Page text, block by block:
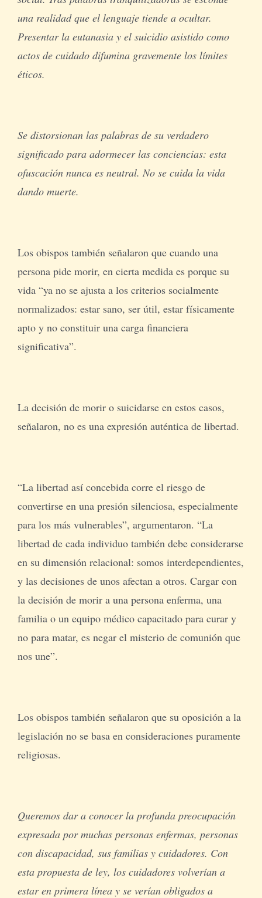
una realidad que el lenguaje tiende a ocultar.
Presentar la eutanasia y el suicidio asistido como
actos de cuidado difumina gravemente los límites
éticos.
Se distorsionan las palabras de su verdadero
significado para adormecer las conciencias: esta
ofuscación nunca es neutral. No se cuida la vida
dando muerte.
Los obispos también señalaron que cuando una
persona pide morir, en cierta medida es porque su
vida “ya no se ajusta a los criterios socialmente
normalizados: estar sano, ser útil, estar físicamente
apto y no constituir una carga financiera
significativa”.
La decisión de morir o suicidarse en estos casos,
señalaron, no es una expresión auténtica de libertad.
“La libertad así concebida corre el riesgo de
convertirse en una presión silenciosa, especialmente
para los más vulnerables”, argumentaron. “La
libertad de cada individuo también debe considerarse
en su dimensión relacional: somos interdependientes,
y las decisiones de unos afectan a otros. Cargar con
la decisión de morir a una persona enferma, una
familia o un equipo médico capacitado para curar y
no para matar, es negar el misterio de comunión que
nos une”.
Los obispos también señalaron que su oposición a la
legislación no se basa en consideraciones puramente
religiosas.
Queremos dar a conocer la profunda preocupación
expresada por muchas personas enfermas, personas
con discapacidad, sus familias y cuidadores. Con
esta propuesta de ley, los cuidadores volverían a
estar en primera línea y se verían obligados a